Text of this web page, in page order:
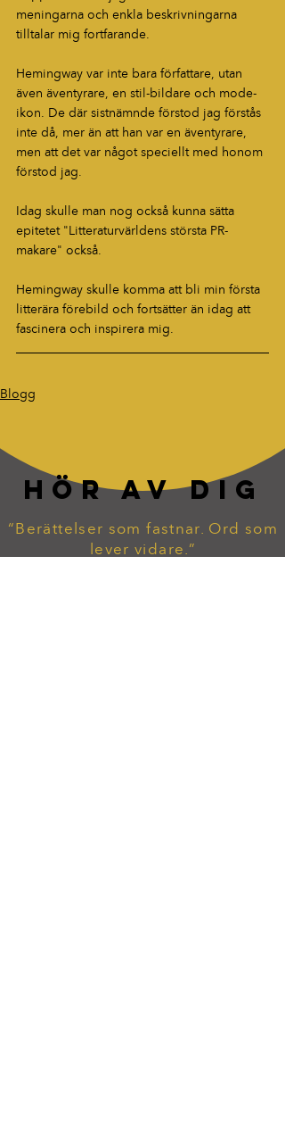
meningarna och enkla beskrivningarna
tilltalar mig fortfarande.
Hemingway var inte bara författare, utan
även äventyrare, en stil-bildare och mode-
ikon. De där sistnämnde förstod jag förstås
inte då, mer än att han var en äventyrare,
men att det var något speciellt med honom
förstod jag.
Idag skulle man nog också kunna sätta
epitetet "Litteraturvärldens största PR-
makare" också.
Hemingway skulle komma att bli min första
litterära förebild och fortsätter än idag att
fascinera och inspirera mig.
Blogg
HÖR AV DIG
“Berättelser som fastnar. Ord som
lever vidare.”